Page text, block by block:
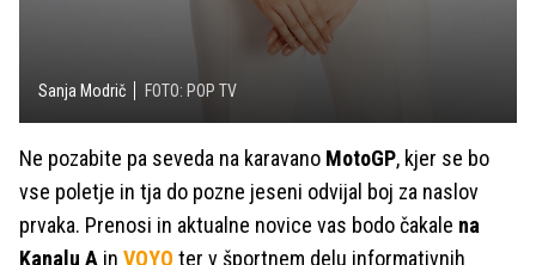
Sanja Modrič FOTO: POP TV
Ne pozabite pa seveda na karavano MotoGP, kjer se bo
vse poletje in tja do pozne jeseni odvijal boj za naslov
prvaka. Prenosi in aktualne novice vas bodo čakale na
Kanalu A in VOYO ter v športnem delu informativnih